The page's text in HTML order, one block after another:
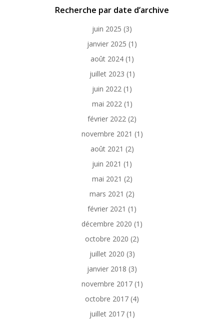
Recherche par date d’archive
juin 2025 (3)
janvier 2025 (1)
août 2024(1)
juillet 2023 (1)
juin 2022 (1)
mai 2022(1)
février 2022 (2)
novembre 2021 (1)
août 2021 (2)
juin 2021 (1)
mai 2021 (2)
mars 2021 (2)
février 2021 (1)
décembre 2020 (1)
octobre 2020 (2)
juillet 2020 (3)
janvier 2018 (3)
novembre 2017(1)
octobre 2017 (4)
juillet 2017(1)